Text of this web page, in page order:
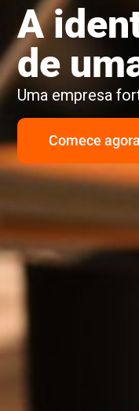
A
de
Uma empresa
Comece